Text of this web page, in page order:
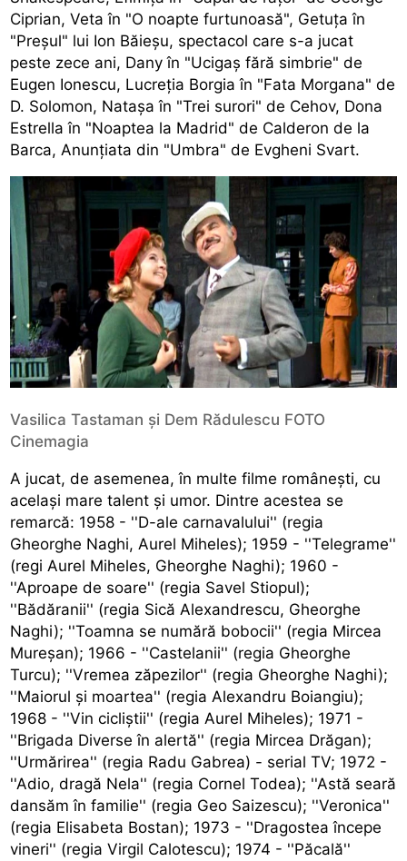
Ciprian, Veta în "O noapte furtunoasă", Getuţa în
"Preşul" lui Ion Băieşu, spectacol care s-a jucat
peste zece ani, Dany în "Ucigaş fără simbrie" de
Eugen Ionescu, Lucreţia Borgia în "Fata Morgana" de
D. Solomon, Nataşa în "Trei surori" de Cehov, Dona
Estrella în "Noaptea la Madrid" de Calderon de la
Barca, Anunţiata din "Umbra" de Evgheni Svart.
Vasilica Tastaman și Dem Rădulescu FOTO
Cinemagia
A jucat, de asemenea, în multe filme româneşti, cu
acelaşi mare talent şi umor. Dintre acestea se
remarcă: 1958 - ''D-ale carnavalului'' (regia
Gheorghe Naghi, Aurel Miheles); 1959 - ''Telegrame''
(regi Aurel Miheles, Gheorghe Naghi); 1960 -
''Aproape de soare'' (regia Savel Stiopul);
''Bădăranii'' (regia Sică Alexandrescu, Gheorghe
Naghi); ''Toamna se numără bobocii'' (regia Mircea
Mureşan); 1966 - ''Castelanii'' (regia Gheorghe
Turcu); ''Vremea zăpezilor'' (regia Gheorghe Naghi);
''Maiorul şi moartea'' (regia Alexandru Boiangiu);
1968 - ''Vin cicliştii'' (regia Aurel Miheles); 1971 -
''Brigada Diverse în alertă'' (regia Mircea Drăgan);
''Urmărirea'' (regia Radu Gabrea) - serial TV; 1972 -
''Adio, dragă Nela'' (regia Cornel Todea); ''Astă seară
dansăm în familie'' (regia Geo Saizescu); ''Veronica''
(regia Elisabeta Bostan); 1973 - ''Dragostea începe
vineri'' (regia Virgil Calotescu); 1974 - ''Păcală''